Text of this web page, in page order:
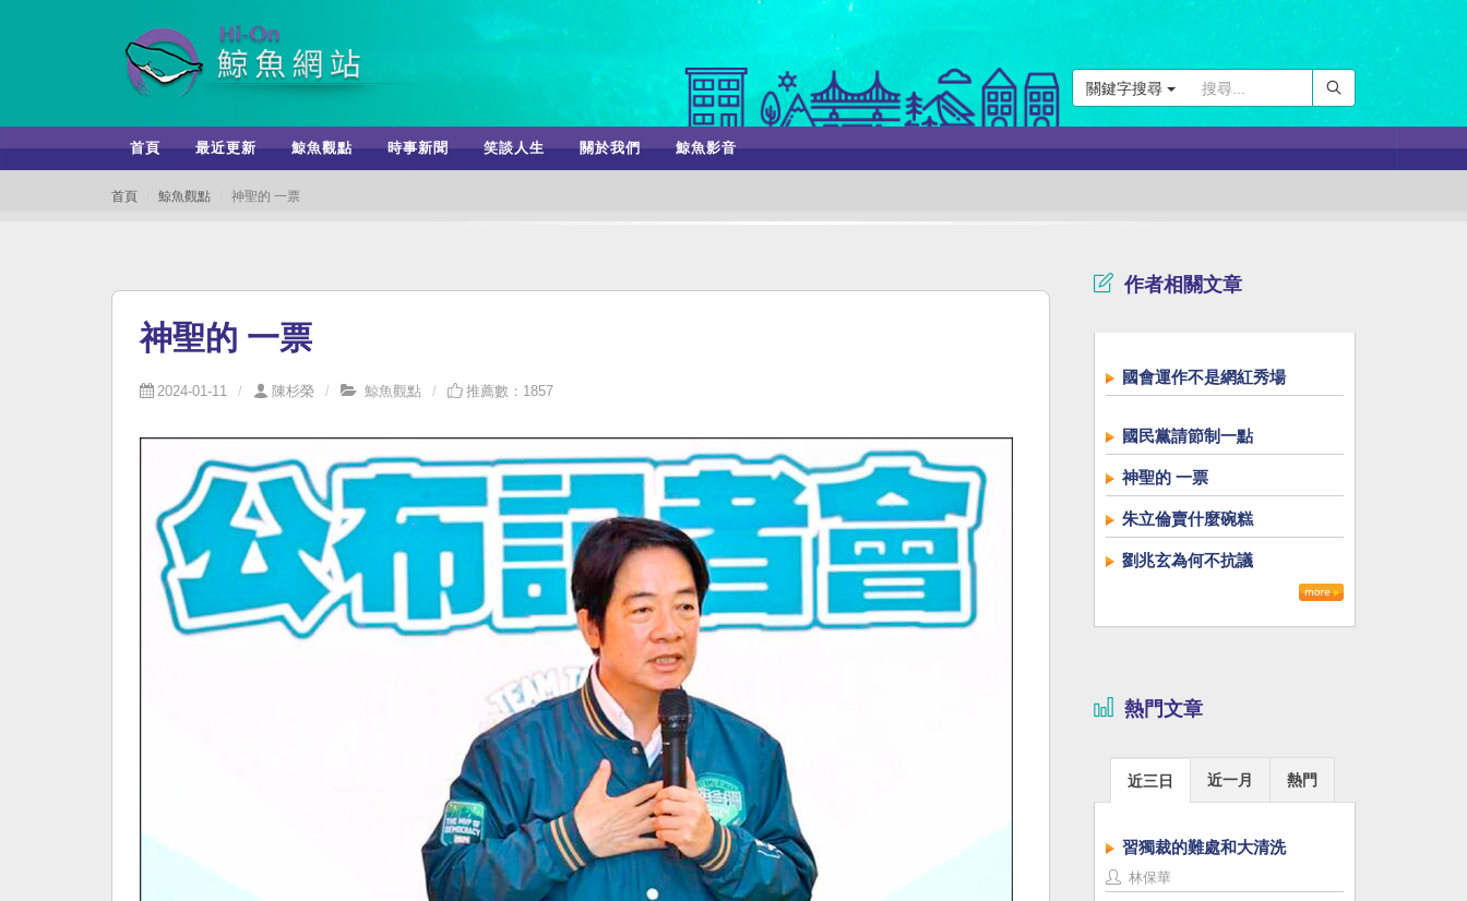
關鍵字搜尋
首頁 最近更新 鯨魚觀點 時事新聞 笑談人生 關於我們 鯨魚影音
首頁 鯨魚觀點 神聖的 一票
神聖的 一票
2024-01-11 陳杉榮 鯨魚觀點 推薦數：1857
作者相關文章
國會運作不是網紅秀場
國民黨請節制一點
神聖的 一票
朱立倫賣什麼碗糕
劉兆玄為何不抗議
熱門文章
近三日 近一月 熱門
習獨裁的難處和大清洗
林保華